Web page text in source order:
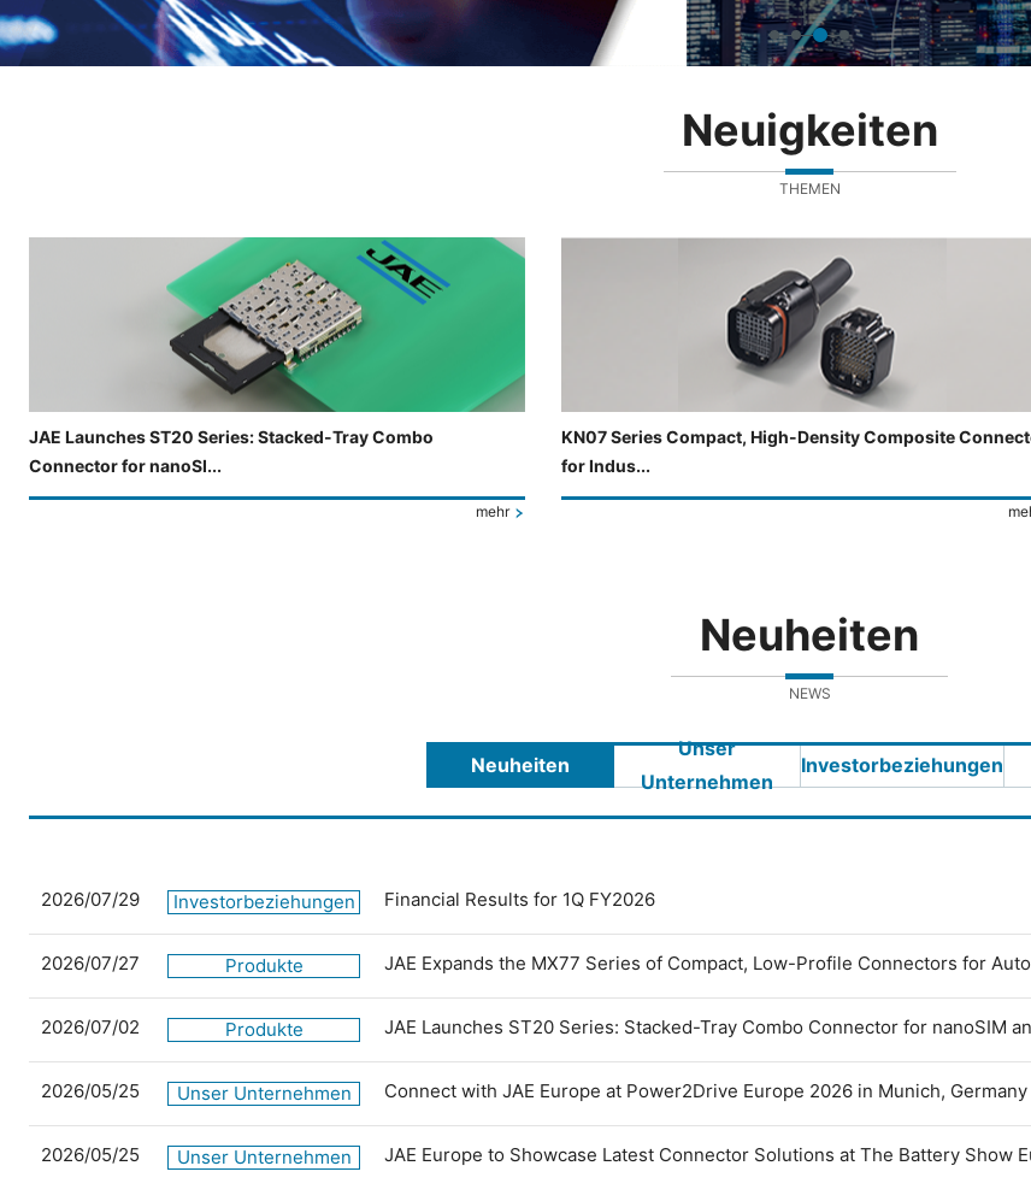
Neuigkeiten
THEMEN
JAE Launches ST20 Series: Stacked-Tray Combo
Connector for nanoSI...
mehr
KN07 Series Compact, High-Density Composite
for Indus...
Neuheiten
NEWS
Neuheiten
Unser
Unternehmen
Investorbeziehungen
2026/07/29 Investorbeziehungen Financial Results for 1Q FY2026
2026/07/27 Produkte JAE Expands the MX77 Series of Compact, Low-Profile Connectors for
2026/07/02 Produkte JAE Launches ST20 Series: Stacked-Tray Combo Connector for nanoSIM
2026/05/25 Unser Unternehmen Connect with JAE Europe at Power2Drive Europe 2026 in Munich, Germany
2026/05/25 Unser Unternehmen JAE Europe to Showcase Latest Connector Solutions at The Battery Show